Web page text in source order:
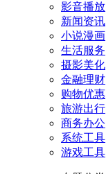
影音播放
新闻资讯
小说漫画
生活服务
摄影美化
金融理财
购物优惠
旅游出行
商务办公
系统工具
游戏工具